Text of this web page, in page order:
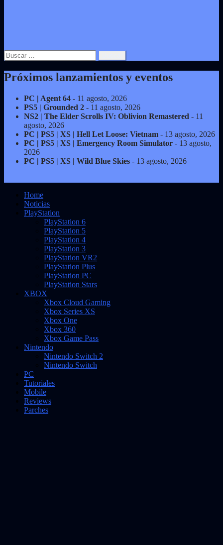
Buscar:
Próximos lanzamientos y eventos
PC | Agent 64 - 11 agosto, 2026
PS5 | Grounded 2 - 11 agosto, 2026
NS2 | The Elder Scrolls IV: Oblivion Remastered - 11
agosto, 2026
PC | PS5 | XS | Hell Let Loose: Vietnam - 13 agosto, 2026
PC | PS5 | XS | Emergency Room Simulator - 13 agosto,
2026
PC | PS5 | XS | Wild Blue Skies - 13 agosto, 2026
Home
Noticias
PlayStation
PlayStation 6
PlayStation 5
PlayStation 4
PlayStation 3
PlayStation VR2
PlayStation Plus
PlayStation PC
PlayStation Stars
XBOX
Xbox Cloud Gaming
Xbox Series XS
Xbox One
Xbox 360
Xbox Game Pass
Nintendo
Nintendo Switch 2
Nintendo Switch
PC
Tutoriales
Mobile
Reviews
Parches